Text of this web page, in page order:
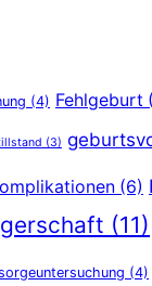
(4) Fehlgeburt
(3)
(6)
(11)
(4)